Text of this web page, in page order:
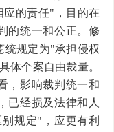
的责任"，目的在
的统一和公正。修
统规定为"承担侵权
体个案自由裁量。
，影响裁判统一和
已经损及法律和人
规定"，应更有利